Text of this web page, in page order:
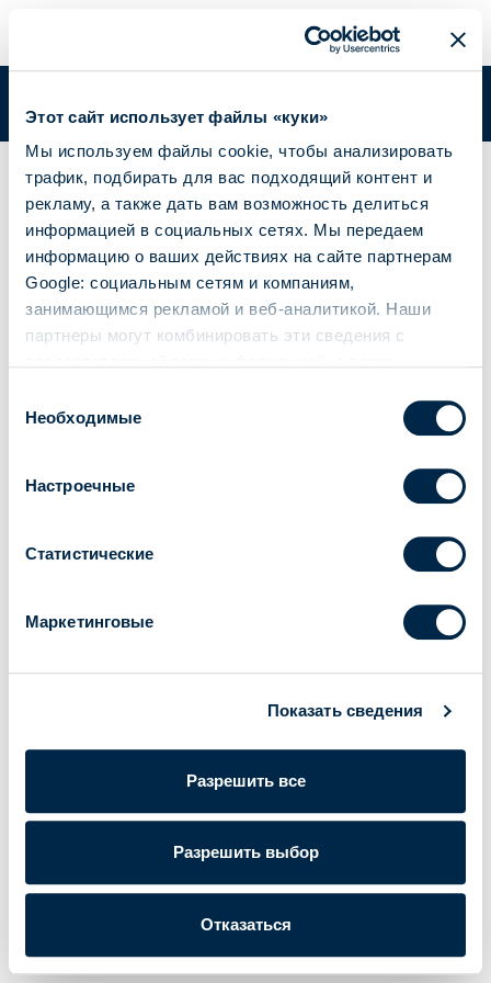
Этот сайт использует файлы «куки»
Мы используем файлы cookie, чтобы анализировать
трафик, подбирать для вас подходящий контент и
рекламу, а также дать вам возможность делиться
информацией в социальных сетях. Мы передаем
информацию о ваших действиях на сайте партнерам
Google: социальным сетям и компаниям,
занимающимся рекламой и веб-аналитикой. Наши
партнеры могут комбинировать эти сведения с
вами их сервисов.
согласия
Необходимые
Настроечные
Статистические
Маркетинговые
Показать сведения
Разрешить все
Разрешить выбор
Отказаться
Вы в:Academy/GIRO WALL
GIRO WALL
Руководство по эксплуатации Сертификаты
Cookie